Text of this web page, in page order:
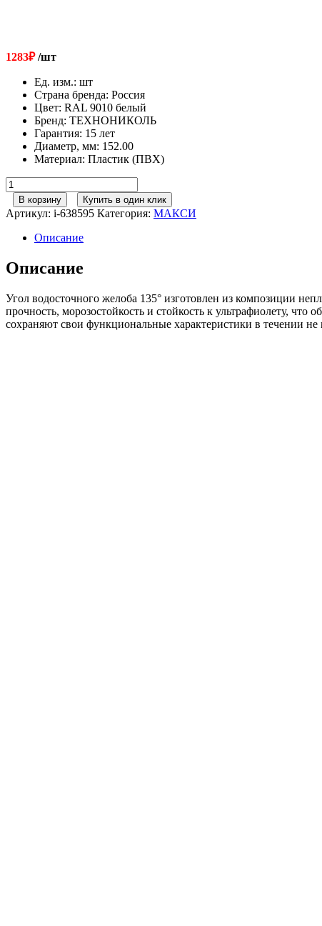
1283₽/шт
Ед. изм.: шт
Страна бренда: Россия
Цвет: RAL 9010 белый
Бренд: ТЕХНОНИКОЛЬ
Гарантия: 15 лет
Диаметр, мм: 152.00
Материал: Пластик (ПВХ)
Количество
товара
152/100
ТН
МАКСИ
желоба
135гр
9010
белый
В корзину Купить в один клик
Артикул: i-638595 Категория: МАКСИ
Описание
Описание
Угол водосточного желоба 135° изготовлен из композиции
прочность, морозостойкость и стойкость к ультрафиолету,
сохраняют свои функциональные характеристики в течении не